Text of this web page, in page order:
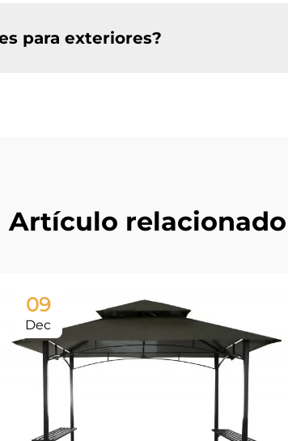
para exteriores?
Artículo relacionado
09
Dec